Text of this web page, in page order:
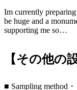
Im currently
be huge and a
supporting me so…
【その他の
■ Sampling method